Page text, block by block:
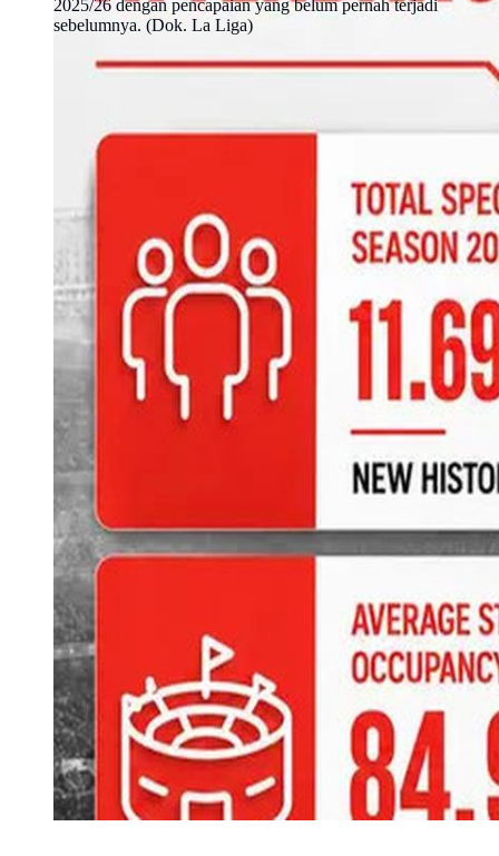
2025/26 dengan pencapaian yang belum pernah terjadi
sebelumnya. (Dok. La Liga)